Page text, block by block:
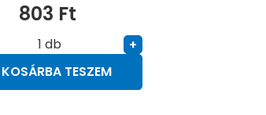
803 Ft
db
+
KOSÁRBA TESZEM